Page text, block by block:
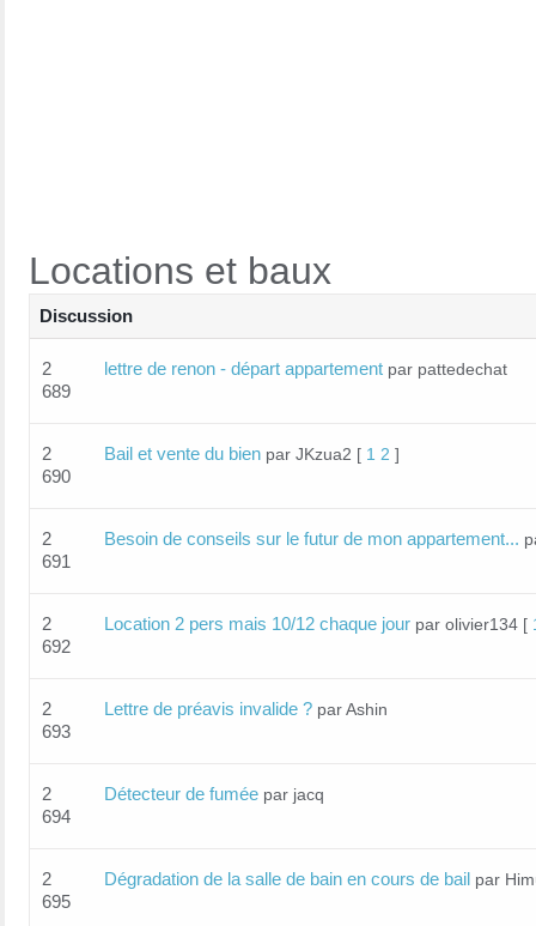
Locations et baux
Discussion
2
689
lettre de renon - départ appartement par pattedechat
2
690
Bail et vente du bien par JKzua2 [ 1 2 ]
2
691
Besoin de conseils sur le futur de mon appartement...
2
692
Location 2 pers mais 10/12 chaque jour par olivier134 [
2
693
Lettre de préavis invalide ? par Ashin
2
694
Détecteur de fumée par jacq
2
695
Dégradation de la salle de bain en cours de bail par